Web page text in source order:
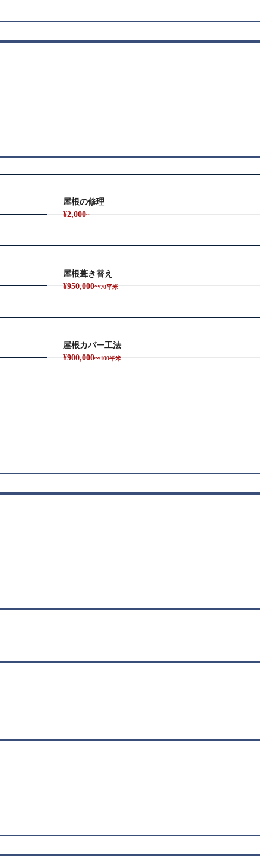
屋根の修理
¥2,000~
屋根葺き替え
¥950,000~/70平米
屋根カバー工法
¥900,000~/100平米